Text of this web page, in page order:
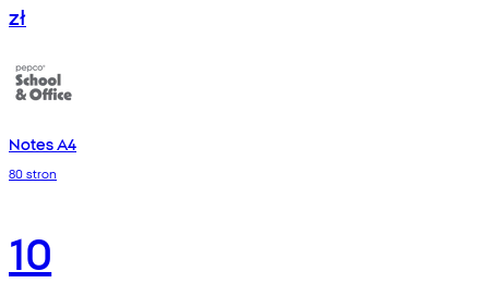
zł
Notes A4
80 stron
10